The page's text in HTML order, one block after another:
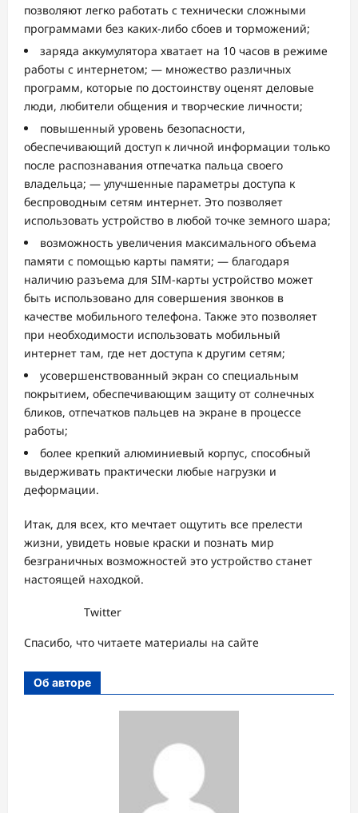
позволяют легко работать с технически сложными
программами без каких-либо сбоев и торможений;
заряда аккумулятора хватает на 10 часов в режиме
работы с интернетом; — множество различных
программ, которые по достоинству оценят деловые
люди, любители общения и творческие личности;
повышенный уровень безопасности,
обеспечивающий доступ к личной информации только
после распознавания отпечатка пальца своего
владельца; — улучшенные параметры доступа к
беспроводным сетям интернет. Это позволяет
использовать устройство в любой точке земного шара;
возможность увеличения максимального объема
памяти с помощью карты памяти; — благодаря
наличию разъема для SIM-карты устройство может
быть использовано для совершения звонков в
качестве мобильного телефона. Также это позволяет
при необходимости использовать мобильный
интернет там, где нет доступа к другим сетям;
усовершенствованный экран со специальным
покрытием, обеспечивающим защиту от солнечных
бликов, отпечатков пальцев на экране в процессе
работы;
более крепкий алюминиевый корпус, способный
выдерживать практически любые нагрузки и
деформации.
Итак, для всех, кто мечтает ощутить все прелести
жизни, увидеть новые краски и познать мир
безграничных возможностей это устройство станет
настоящей находкой.
Twitter
Спасибо, что читаете материалы на сайте
Об авторе